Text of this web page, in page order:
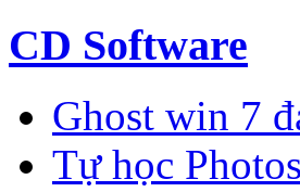
CD Software
Ghost win 7
Tự học